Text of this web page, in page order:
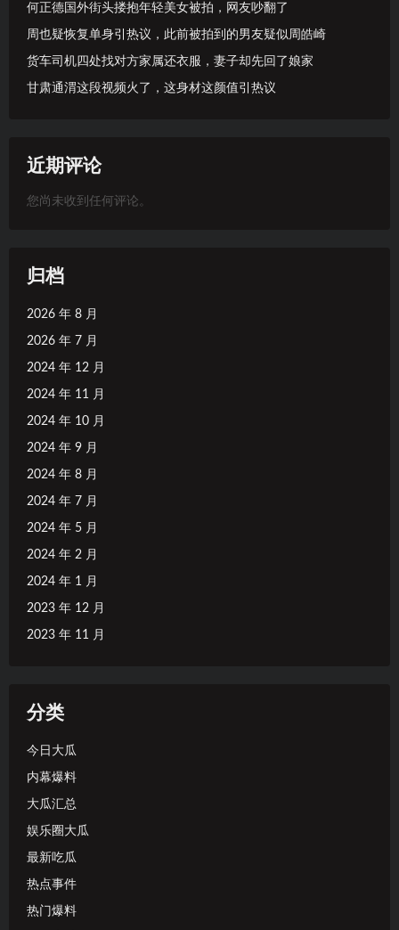
何正德国外街头搂抱年轻美女被拍，网友吵翻了
周也疑恢复单身引热议，此前被拍到的男友疑似周皓崎
货车司机四处找对方家属还衣服，妻子却先回了娘家
甘肃通渭这段视频火了，这身材这颜值引热议
近期评论
您尚未收到任何评论。
归档
2026 年 8 月
2026 年 7 月
2024 年 12 月
2024 年 11 月
2024 年 10 月
2024 年 9 月
2024 年 8 月
2024 年 7 月
2024 年 5 月
2024 年 2 月
2024 年 1 月
2023 年 12 月
2023 年 11 月
分类
今日大瓜
内幕爆料
大瓜汇总
娱乐圈大瓜
最新吃瓜
热点事件
热门爆料